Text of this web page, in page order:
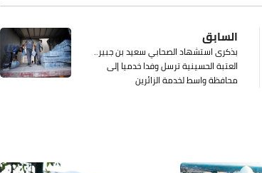
السابق
بذكرى استشهاد الصحابي سعيد بن جبير..
العتبة الحسينية ترسل وفدا خدميا إلى
محافظة واسط لخدمة الزائرين